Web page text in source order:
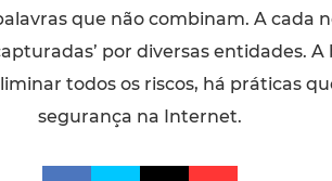
que não combinam. A cada
por diversas entidades.
todos os riscos, há práticas
segurança na Internet.